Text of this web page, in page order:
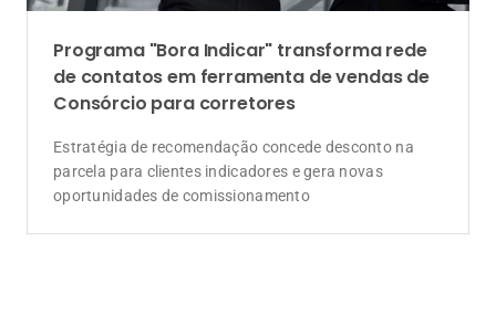
Programa "Bora Indicar" transforma rede
de contatos em ferramenta de vendas de
Consórcio para corretores
Estratégia de recomendação concede desconto na
parcela para clientes indicadores e gera novas
oportunidades de comissionamento